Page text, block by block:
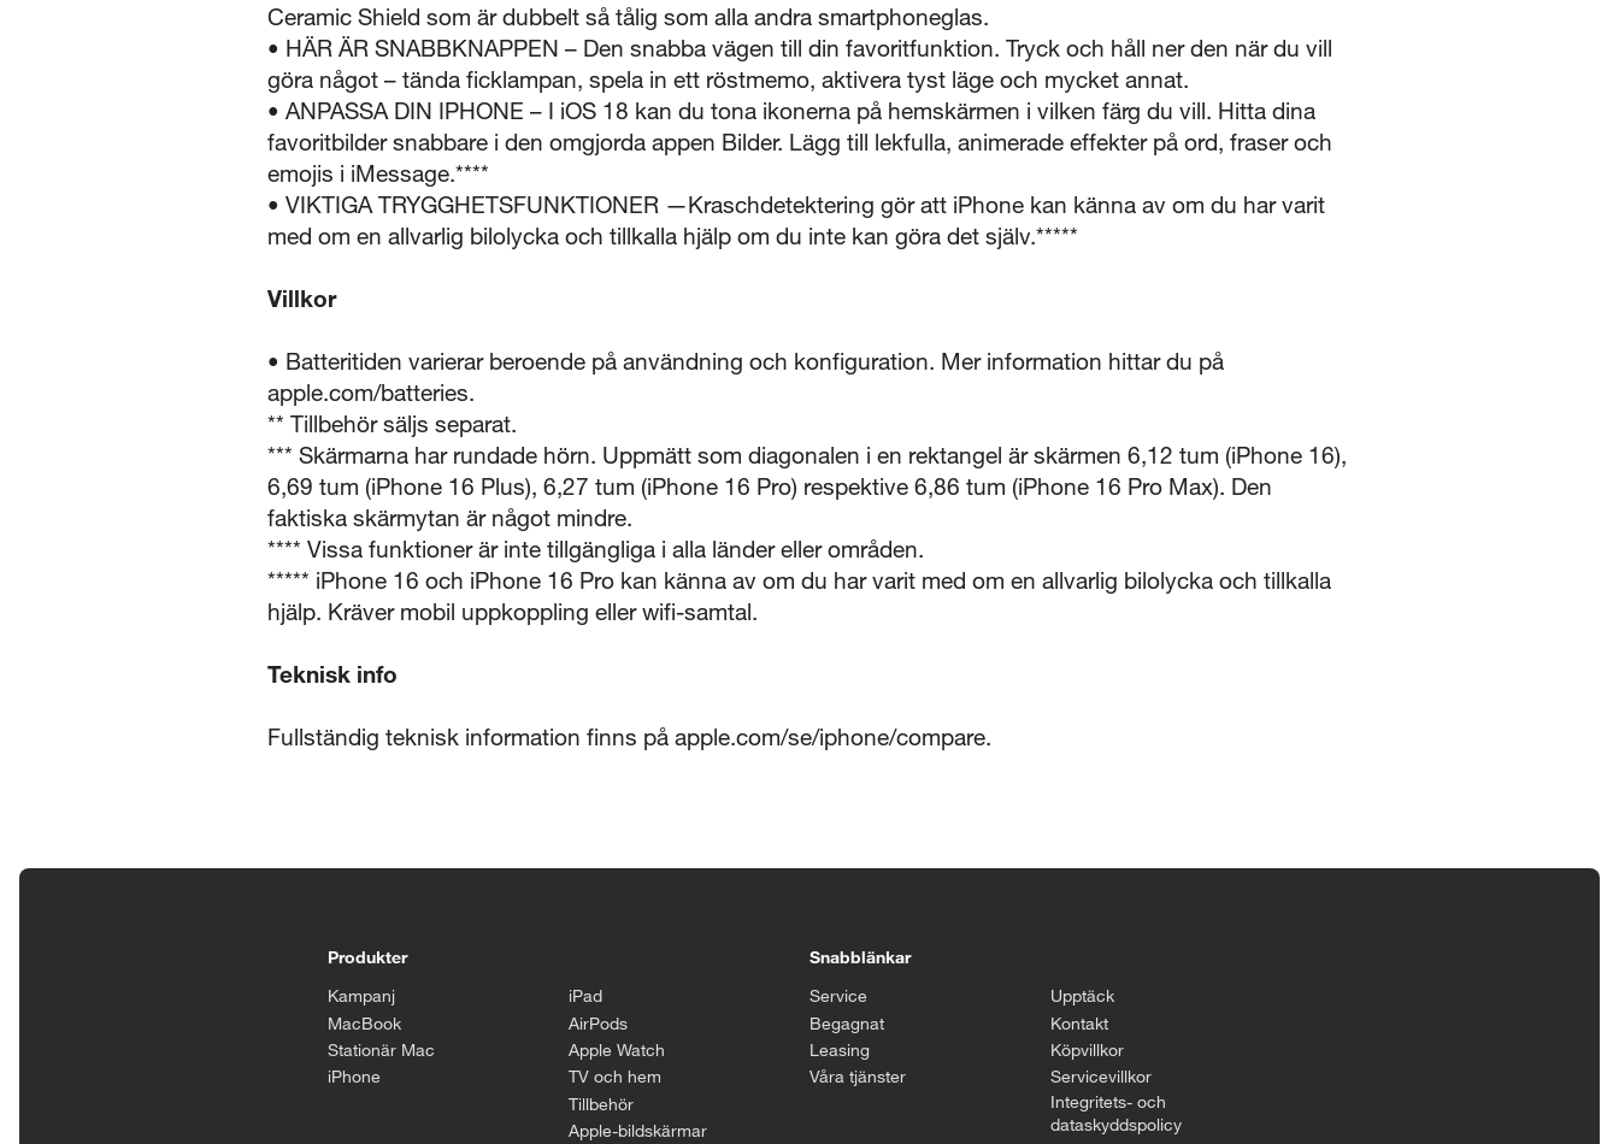
Ceramic Shield som är dubbelt så tålig som alla andra smartphoneglas.
• HÄR ÄR SNABBKNAPPEN – Den snabba vägen till din favoritfunktion. Tryck och håll ner den när du vill
göra något – tända ficklampan, spela in ett röstmemo, aktivera tyst läge och mycket annat.
• ANPASSA DIN IPHONE – I iOS 18 kan du tona ikonerna på hemskärmen i vilken färg du vill. Hitta dina
favoritbilder snabbare i den omgjorda appen Bilder. Lägg till lekfulla, animerade effekter på ord, fraser och
emojis i iMessage.****
• VIKTIGA TRYGGHETSFUNKTIONER —Kraschdetektering gör att iPhone kan känna av om du har varit
med om en allvarlig bilolycka och tillkalla hjälp om du inte kan göra det själv.*****
Villkor
• Batteritiden varierar beroende på användning och konfiguration. Mer information hittar du på
apple.com/batteries.
** Tillbehör säljs separat.
*** Skärmarna har rundade hörn. Uppmätt som diagonalen i en rektangel är skärmen 6,12 tum (iPhone 16),
6,69 tum (iPhone 16 Plus), 6,27 tum (iPhone 16 Pro) respektive 6,86 tum (iPhone 16 Pro Max). Den
faktiska skärmytan är något mindre.
**** Vissa funktioner är inte tillgängliga i alla länder eller områden.
***** iPhone 16 och iPhone 16 Pro kan känna av om du har varit med om en allvarlig bilolycka och tillkalla
hjälp. Kräver mobil uppkoppling eller wifi-samtal.
Teknisk info
Fullständig teknisk information finns på apple.com/se/iphone/compare.
Produkter
Kampanj
MacBook
Stationär Mac
iPhone
iPad
AirPods
Apple Watch
TV och hem
Tillbehör
Apple-bildskärmar
Snabblänkar
Service
Begagnat
Leasing
Våra tjänster
Upptäck
Kontakt
Köpvillkor
Servicevillkor
Integritets- och
dataskyddspolicy